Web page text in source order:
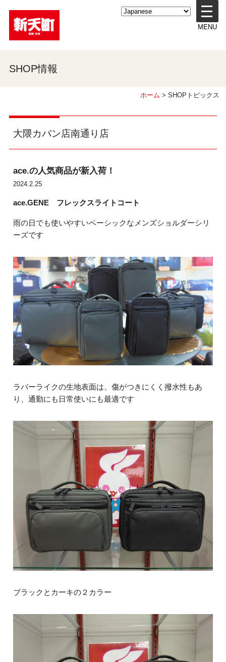
メ
ニ
ュ
MENU
SHOP情報
ホーム > SHOPトピックス
大隈カバン店南通り店
ace.の人気商品が新入荷！
2024.2.25
ace.GENE フレックスライトコート
雨の日でも使いやすいベーシックなメンズショルダーシリ
ーズです
ラバーライクの生地表面は、傷がつきにくく撥水性もあ
り、通勤にも日常使いにも最適です
ブラックとカーキの２カラー